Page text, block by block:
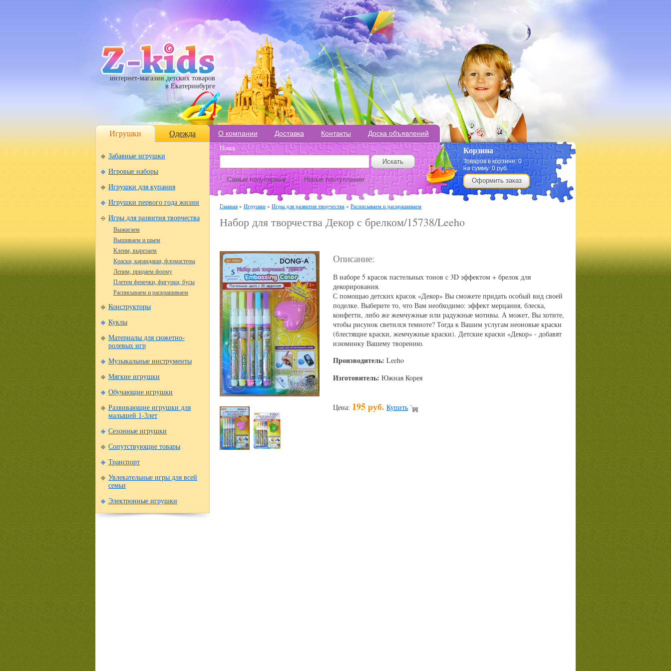
интернет-магазин детских товаров
в Екатеринбурге
Игрушки Одежда О компании Доставка Контакты Доска объявлений
Забавные игрушки
Игровые наборы
Игрушки для купания
Игрушки первого года жизни
Игры для развития творчества
Выжигаем
Вышиваем и шьем
Клеим, вырезаем
Краски, карандаши, фломастеры
Лепим, придаем форму
Плетем фенечки, фигурки, бусы
Расписываем и раскрашиваем
Конструкторы
Куклы
Материалы для сюжетно-
ролевых игр
Музыкальные инструменты
Мягкие игрушки
Обучающие игрушки
Развивающие игрушки для
малышей 1-3лет
Сезонные игрушки
Сопутствующие товары
Транспорт
Увлекательные игры для всей
семьи
Электронные игрушки
Поиск
Самые популярные Новые поступления
Корзина
Товаров в корзине:0
на сумму:0 руб.
Оформить заказ
Главная » Игрушки » Игры для развития творчества » Расписываем и раскрашиваем
Набор для творчества Декор с брелком/15738/Leeho
Описание:
В наборе 5 красок пастельных тонов с 3D эффектом + брелок для
декорирования.
С помощью детских красок «Декор» Вы сможете придать особый вид своей
поделке. Выберите то, что Вам необходимо: эффект мерцания, блеска,
конфетти, либо же жемчужные или радужные мотивы. А может, Вы хотите,
чтобы рисунок светился темноте? Тогда к Вашим услугам неоновые краски
(блестящие краски, жемчужные краски). Детские краски «Декор» - добавят
изюминку Вашему творению.
Производитель: Leeho
Изготовитель: Южная Корея
Цена: 195 руб. Купить